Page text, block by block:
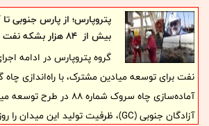
دانست.
پتروپارس؛ از پارس جنوبی
بیش از 84 هزار
نفتی مشترک کشور
گروه پتروپارس در ادامه
آماده‌سازی چاه سروک شماره